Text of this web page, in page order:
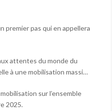
premier pas qui en appellera
attentes du monde du
à une mobilisation massive
sur l’ensemble
2025.